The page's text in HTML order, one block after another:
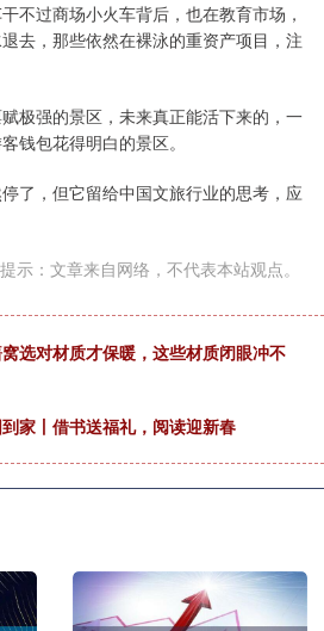
不过商场小火车背后，也在教育市场，
去，那些依然在裸泳的重资产项目，注
极强的景区，未来真正能活下来的，一
钱包花得明白的景区。
了，但它留给中国文旅行业的思考，应
示：文章来自网络，不代表本站观点。
选对材质才保暖，这些材质闭眼冲不
家丨借书送福礼，阅读迎新春